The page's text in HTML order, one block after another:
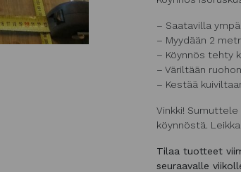
– Saatavilla
– Myydään 2
– Köynnös tehty
– Väriltään
– Kestää
Vinkki!
köynnöstä.
Tilaa tuotteet
seuraavalle